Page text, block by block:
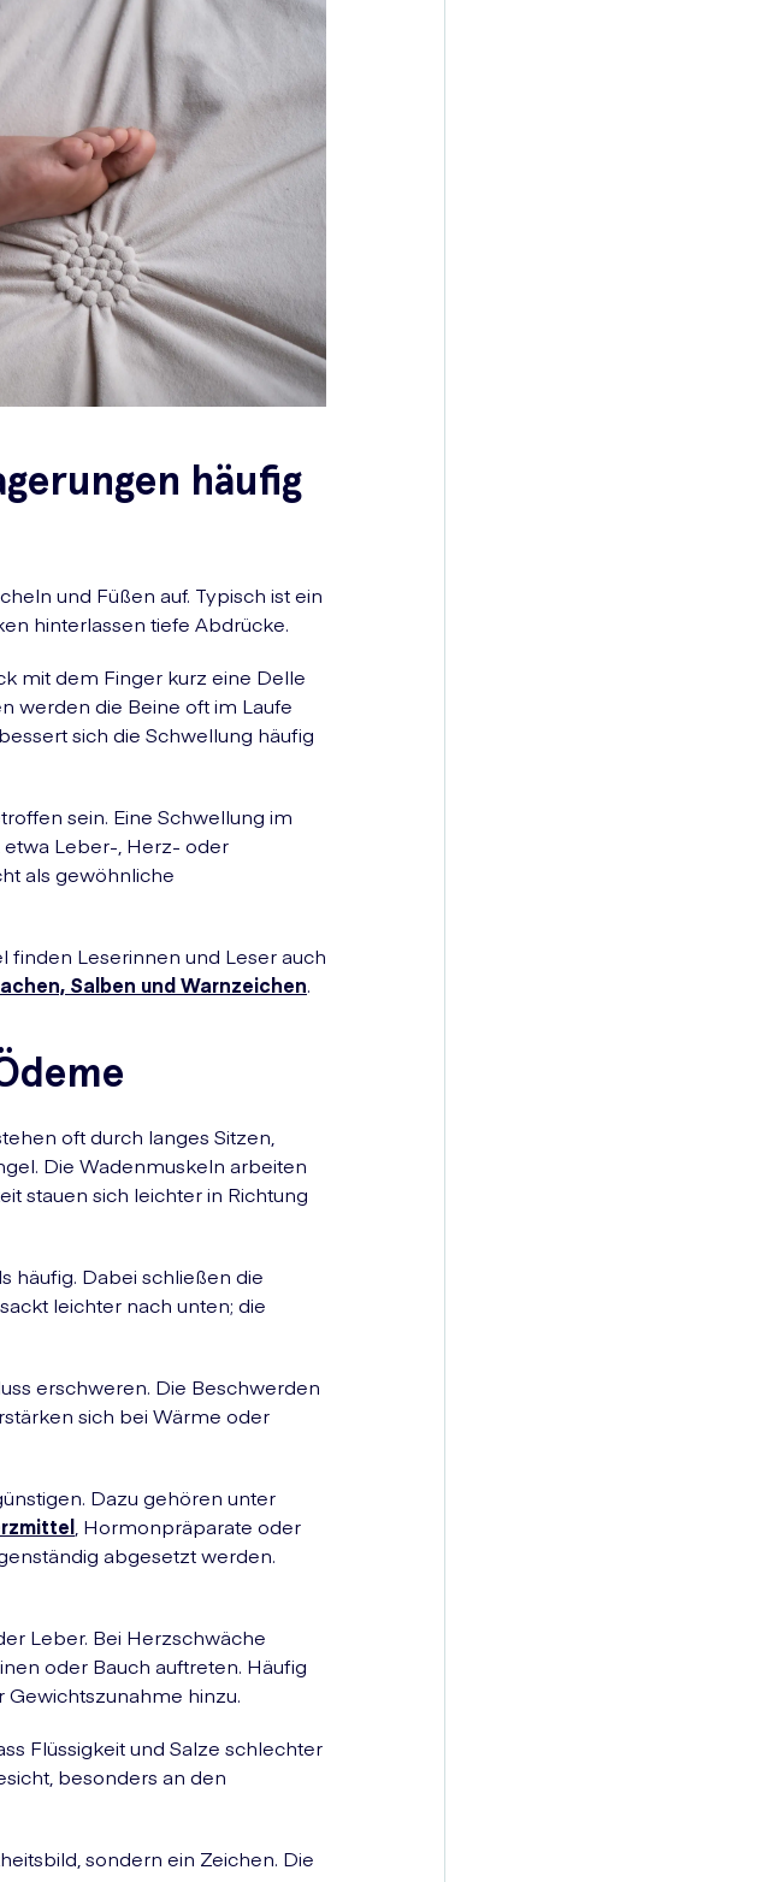
häufig
und Füßen auf. Typisch ist ein
hinterlassen tiefe Abdrücke.
mit dem Finger kurz eine Delle
werden die Beine oft im Laufe
sich die Schwellung häufig
sein. Eine Schwellung im
etwa Leber-, Herz- oder
als gewöhnliche
Leserinnen und Leser auch
Salben und Warnzeichen.
oft durch langes Sitzen,
Die Wadenmuskeln arbeiten
stauen sich leichter in Richtung
häufig. Dabei schließen die
leichter nach unten; die
erschweren. Die Beschwerden
sich bei Wärme oder
Dazu gehören unter
, Hormonpräparate oder
abgesetzt werden.
Leber. Bei Herzschwäche
oder Bauch auftreten. Häufig
hinzu.
Flüssigkeit und Salze schlechter
besonders an den
sondern ein Zeichen. Die